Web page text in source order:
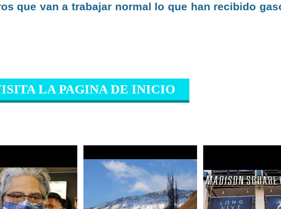
que van a trabajar normal lo que han recibido
LA PAGINA DE INICIO